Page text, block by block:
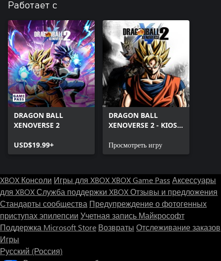
Работает с
DRAGON BALL
XENOVERSE 2
USD$19.99+
DRAGON BALL
XENOVERSE 2 - KIOSK
Просмотреть игру
XBOX Консоли Игры для XBOXXBOX Game Pass Аксессуары
для XBOXСлужба поддержки XBOXОтзывы и предложения
Стандарты сообщества Предупреждение о фотогенных
приступах эпилепсии Учетная запись Майкрософт
Поддержка Microsoft Store Возвраты Отслеживание заказов
Игры
Русский (Россия)